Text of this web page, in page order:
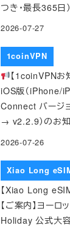
つき・最長365日）
2026-07-27
1coinVPN
【1coinVPNお
iOS版（iPhone/
Connect バージ
→ v2.2.9）のお
2026-07-26
Xiao Long
【Xiao Long
【ご案内】ヨー
Holiday 公式大容